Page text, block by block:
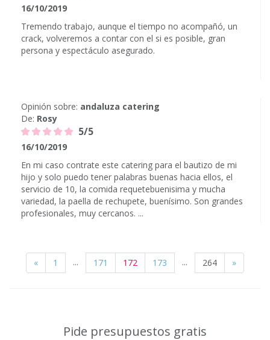
16/10/2019
Tremendo trabajo, aunque el tiempo no acompañó, un
crack, volveremos a contar con el si es posible, gran
persona y espectáculo asegurado.
Opinión sobre: andaluza catering
De: Rosy
5/5
16/10/2019
En mi caso contrate este catering para el bautizo de mi
hijo y solo puedo tener palabras buenas hacia ellos, el
servicio de 10, la comida requetebuenisima y mucha
variedad, la paella de rechupete, buenísimo. Son grandes
profesionales, muy cercanos. ...
« 1 ... 171 172 173 ... 264 »
Pide presupuestos gratis